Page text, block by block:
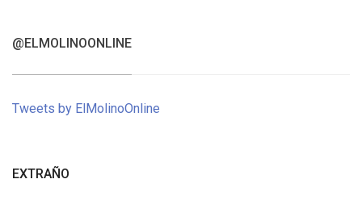
@ELMOLINOONLINE
Tweets by ElMolinoOnline
EXTRAÑO